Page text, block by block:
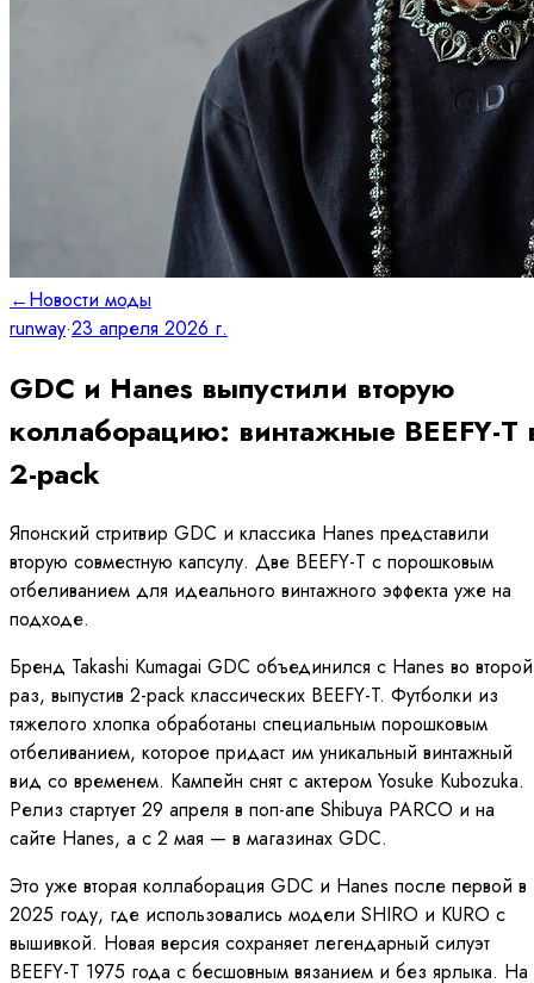
←Новости моды
runway·23 апреля 2026 г.
GDC и Hanes выпустили вторую
коллаборацию: винтажные BEEFY-T
2-pack
Японский стритвир GDC и классика Hanes представили
вторую совместную капсулу. Две BEEFY-T с порошковым
отбеливанием для идеального винтажного эффекта уже на
подходе.
Бренд Takashi Kumagai GDC объединился с Hanes во второй
раз, выпустив 2-pack классических BEEFY-T. Футболки из
тяжелого хлопка обработаны специальным порошковым
отбеливанием, которое придаст им уникальный винтажный
вид со временем. Кампейн снят с актером Yosuke Kubozuka.
Релиз стартует 29 апреля в поп-апе Shibuya PARCO и на
сайте Hanes, а с 2 мая — в магазинах GDC.
Это уже вторая коллаборация GDC и Hanes после первой в
2025 году, где использовались модели SHIRO и KURO с
вышивкой. Новая версия сохраняет легендарный силуэт
BEEFY-T 1975 года с бесшовным вязанием и без ярлыка. На